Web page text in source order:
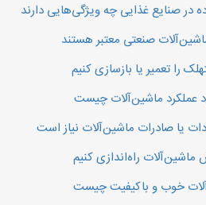
در صنایع غذایی چه ویژگی‌هایی دارند
صنعتی معتبر هستند
را تعمیر یا بازسازی کنیم
عملکرد ماشین‌آلات چیست
یا صادرات ماشین‌آلات نیاز است
راه‌اندازی کنیم
خوب و باکیفیت چیست